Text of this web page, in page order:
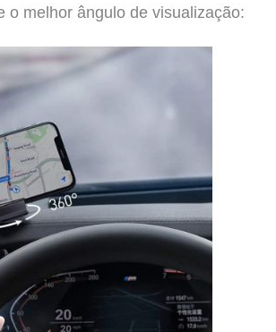
o melhor ângulo de visualização: